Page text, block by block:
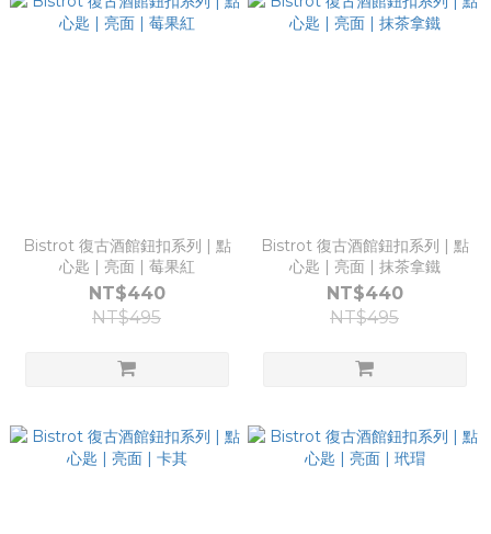
Bistrot 復古酒館鈕扣系列 | 點
心匙 | 亮面 | 莓果紅
NT$440
NT$495
Bistrot 復古酒館鈕扣系列 | 點
心匙 | 亮面 | 抹茶拿鐵
NT$440
NT$495